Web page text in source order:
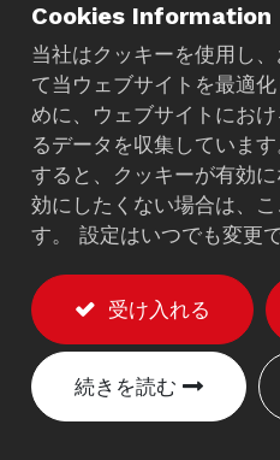
モバイルハ
933NA
説明
シンプルなタブレット
応）。
テーブル下に1つの手袋
1つのカビワイプホル
固定高さ：913mm。
Cookies Information
当社はクッキーを使用し
て当ウェブサイトを最適
めに、ウェブサイトにお
るデータを収集していま
すると、クッキーが有効
効にしたくない場合は、
す。 設定はいつでも変更で
受け入れる
続きを読む